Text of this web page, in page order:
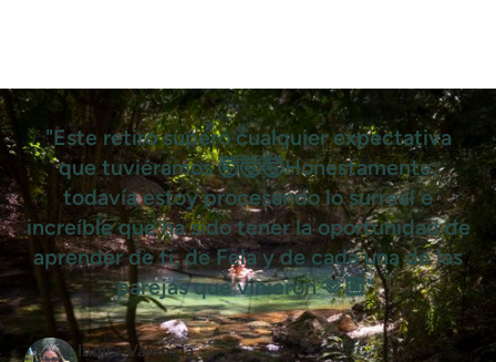
"Este retiro superó cualquier expectativa
que tuviéramos 🤯🤯🤯Honestamente,
todavía estoy procesando lo surreal e
increíble que ha sido tener la oportunidad de
aprender de ti, de Fela y de cada una de las
parejas que vinieron 🫶🏼".
Indira Valencia